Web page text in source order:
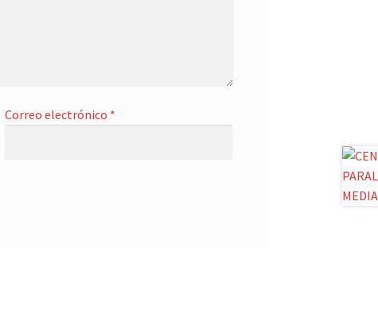
Correo electrónico *